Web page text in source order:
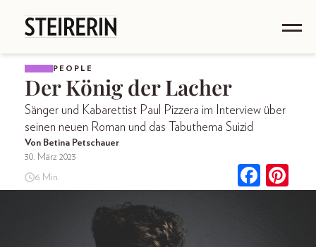
PEOPLE
Der König der Lacher
Sänger und Kabarettist Paul Pizzera im Interview über
seinen neuen Roman und das Tabuthema Suizid
Von Betina Petschauer
30. März 2023
6 Min.